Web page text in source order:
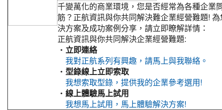
千變萬化的商業環境，您是否經常為各種企業
筋？正航資訊與你共同解決難企業經營難題!
決方案及成功案例分享，請立即瞭解詳情：
正航資訊與你共同解決企業經營難題:
‧ 立即連絡
我對正航系列有興趣，請馬上與我聯絡。
‧ 型錄線上立即索取
我想索取型錄，提供我的企業參考選用!
‧ 線上體驗馬上試用
我想馬上試用，馬上體驗解決方案!